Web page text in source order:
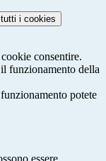
i cookies
consentire.
funzionamento della
potete
essere